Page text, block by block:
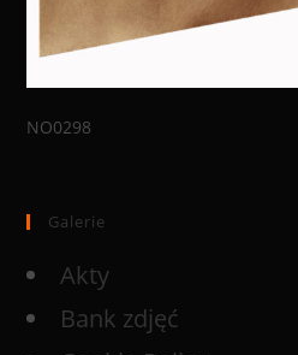
NO0298
Galerie
Akty
Bank zdjęć